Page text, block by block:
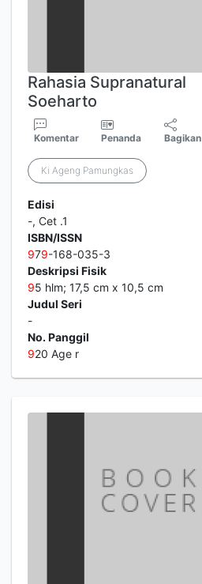
Rahasia Supranatural
Soeharto
Komentar Penanda Bagikan
Ki Ageng Pamungkas
Edisi
-, Cet .1
ISBN/ISSN
979-168-035-3
Deskripsi Fisik
95 hlm; 17,5 cm x 10,5 cm
Judul Seri
-
No. Panggil
920 Age r